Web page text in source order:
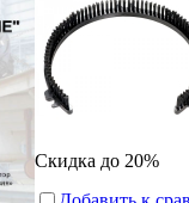
Скидка до 20%